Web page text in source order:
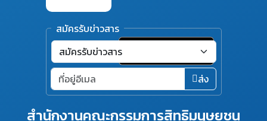
สำนักงานคณะกรรมการสิทธิมนุษยชน
สมัครรับข่าวสาร
ส่ง